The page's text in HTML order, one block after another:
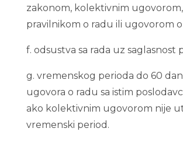
zakonom, kolektivnim ugovorom,
pravilnikom o radu ili ugovorom
f. odsustva sa rada uz saglasnost
g. vremenskog perioda do 60
ugovora o radu sa istim
ako kolektivnim ugovorom nije
vremenski period.